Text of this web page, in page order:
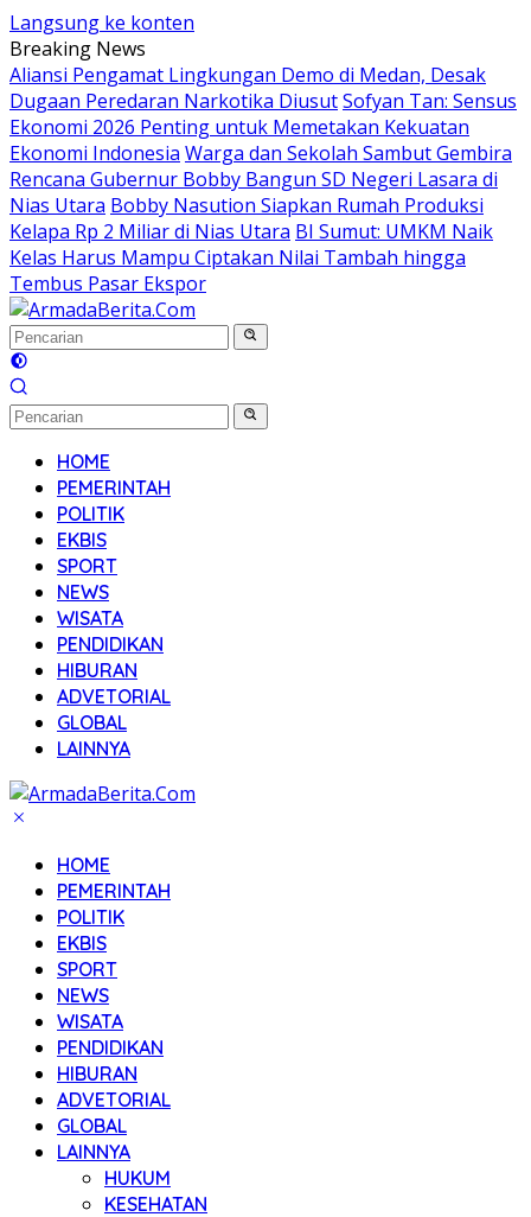
Langsung ke konten
Breaking News
Aliansi Pengamat Lingkungan Demo di Medan, Desak
Dugaan Peredaran Narkotika DiusutSofyan Tan: Sensus
Ekonomi 2026 Penting untuk Memetakan Kekuatan
Ekonomi Indonesia Warga dan Sekolah Sambut Gembira
Rencana Gubernur Bobby Bangun SD Negeri Lasara di
Nias Utara Bobby Nasution Siapkan Rumah Produksi
Kelapa Rp 2 Miliar di Nias Utara BI Sumut: UMKM Naik
Kelas Harus Mampu Ciptakan Nilai Tambah hingga
Tembus Pasar Ekspor
HOME
PEMERINTAH
POLITIK
EKBIS
SPORT
NEWS
WISATA
PENDIDIKAN
HIBURAN
ADVETORIAL
GLOBAL
LAINNYA
HOME
PEMERINTAH
POLITIK
EKBIS
SPORT
NEWS
WISATA
PENDIDIKAN
HIBURAN
ADVETORIAL
GLOBAL
LAINNYA
HUKUM
KESEHATAN